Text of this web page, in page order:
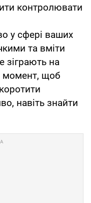
контролювати
у сфері ваших
та вміти
зіграють на
момент, щоб
навіть знайти